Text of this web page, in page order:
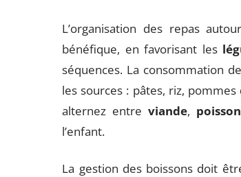
L’organisation des repas
bénéfique, en favorisant les
séquences. La consommation de
les sources : pâtes, riz,
alternez entreviande, poisson
l’enfant.
La gestion des boissons doit